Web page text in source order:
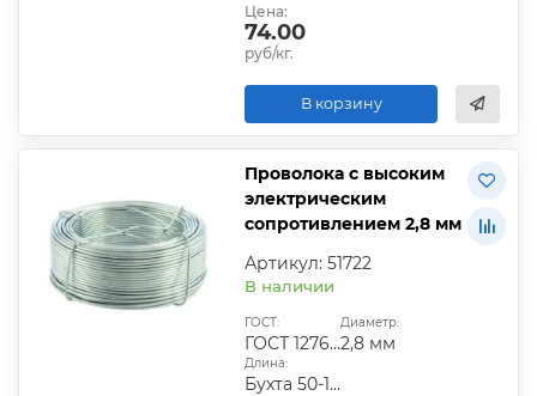
Цена:
74.00
руб/кг.
В корзину
Проволока с высоким
электрическим
сопротивлением 2,8 мм
Артикул: 51722
В наличии
ГОСТ:
ГОСТ 12766.1-90
Диаметр:
2,8 мм
Длина:
Бухта 50-100 кг